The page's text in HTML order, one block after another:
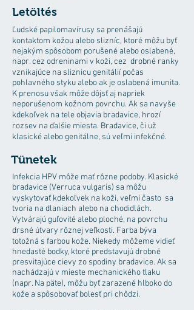
Letöltés
Ľudské papilomavírusy sa prenášajú
kontaktom kožou alebo slizníc, ktoré môžu byť
nejakým spôsobom porušené alebo oslabené,
napr. cez odreninami v koži, cez drobné ranky
vznikajúce na sliznicu genitálií počas
pohlavného styku alebo ak je oslabená imunita.
K prenosu však môže dôjsť aj napriek
neporušenom kožnom povrchu. Ak sa navyše
kdekoľvek na tele objavia bradavice, hrozí
rozsev na ďalšie miesta. Bradavice, či už
klasické alebo genitálne, sú veľmi infekčné.
Tünetek
Infekcia HPV môže mať rôzne podoby. Klasické
bradavice (Verruca vulgaris) sa môžu
vyskytovať kdekoľvek na koži, veľmi často sa
tvoria na dlaniach alebo na chodidlách.
Vytvárajú guľovité alebo ploché, na povrchu
drsné útvary rôznej veľkosti. Farba býva
totožná s farbou kože. Niekedy môžeme vidieť
hnedasté bodky, ktoré predstavujú drobné
presvitajúce cievy zo spodiny bradavice. Ak sa
nachádzajú v mieste mechanického tlaku
(napr. Na päte), môžu byť zarazené hlboko do
kože a spôsobovať bolesť pri chôdzi.